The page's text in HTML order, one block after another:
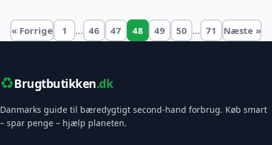
« Forrige 1 … 46 47 48 49 50 … 71 Næste »
♻️Brugtbutikken.dk
Danmarks guide til bæredygtigt second-hand forbrug. Køb smart
– spar penge – hjælp planeten.